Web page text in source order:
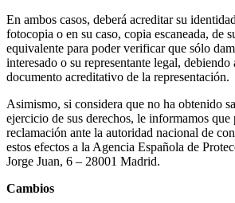
En ambos casos, deberá acreditar su
fotocopia o en su caso, copia escaneada, de
equivalente para poder verificar que sólo
interesado o su representante legal, debiendo
documento acreditativo de la representación.
Asimismo, si considera que no ha obtenido
ejercicio de sus derechos, le informamos que
reclamación ante la autoridad nacional de
estos efectos a la Agencia Española de
Jorge Juan, 6 – 28001 Madrid.
Cambios